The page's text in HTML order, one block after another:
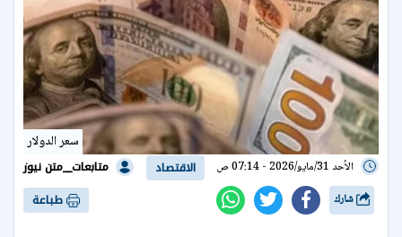
سعر الدولار
الأحد 31/مايو/2026 - 07:14 ص الاقتصاد متابعات__متن نيوز
طباعة